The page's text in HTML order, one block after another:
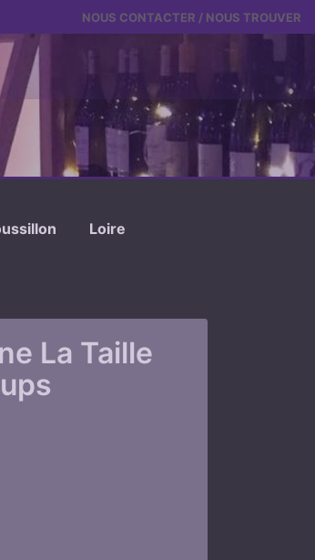
NOUS CONTACTER / NOUS TROUVER
Loire
La Taille